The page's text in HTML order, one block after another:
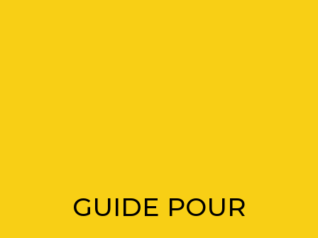
GUIDE POUR